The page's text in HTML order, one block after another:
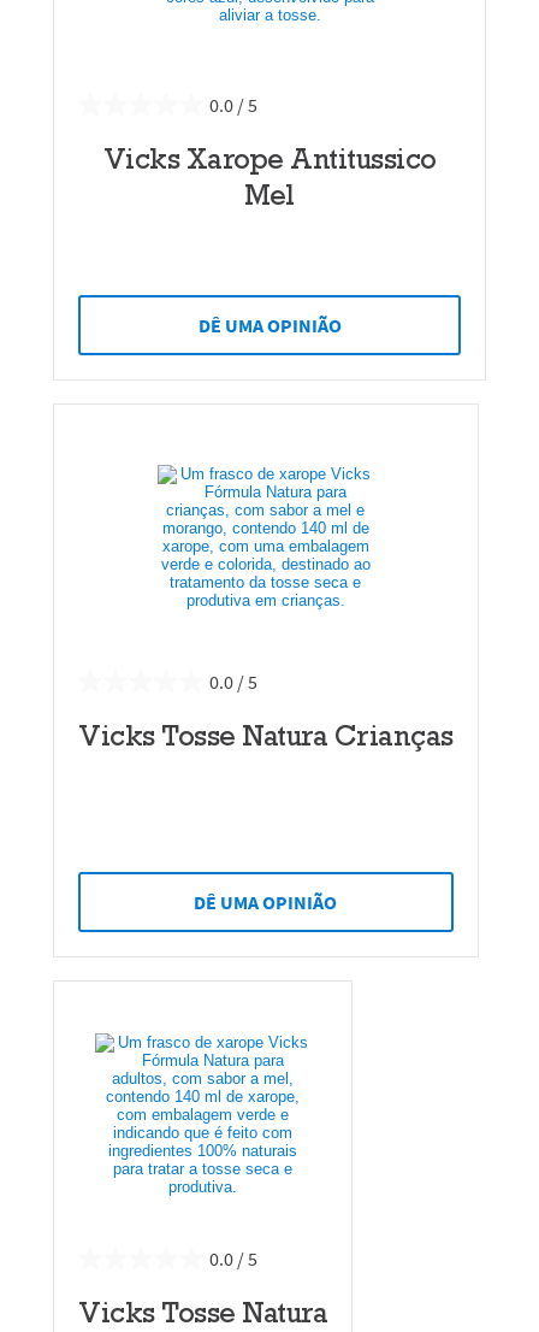
0.0
Vicks Xarope Antitussico
Mel
DÊ UMA OPINIÃO
0.0
Vicks Tosse Natura Crianças
DÊ UMA OPINIÃO
0.0
Vicks Tosse Natura